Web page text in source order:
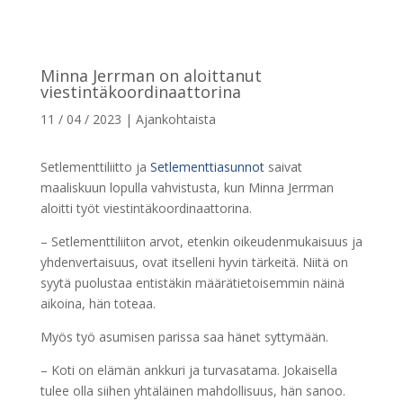
Minna Jerrman on aloittanut
viestintäkoordinaattorina
11 / 04 / 2023 | Ajankohtaista
Setlementtiliitto ja Setlementtiasunnotsaivat
maaliskuun lopulla vahvistusta, kun Minna Jerrman
aloitti työt viestintäkoordinaattorina.
– Setlementtiliiton arvot, etenkin oikeudenmukaisuus ja
yhdenvertaisuus, ovat itselleni hyvin tärkeitä. Niitä on
syytä puolustaa entistäkin määrätietoisemmin näinä
aikoina, hän toteaa.
Myös työ asumisen parissa saa hänet syttymään.
– Koti on elämän ankkuri ja turvasatama. Jokaisella
tulee olla siihen yhtäläinen mahdollisuus, hän sanoo.